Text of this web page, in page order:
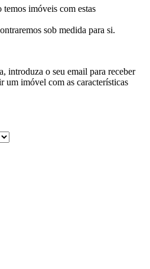
imóveis com estas
sob medida para si.
introduza o seu email para receber
um imóvel com as características